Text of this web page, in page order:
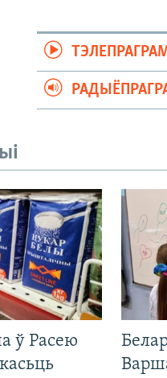
ў Расею